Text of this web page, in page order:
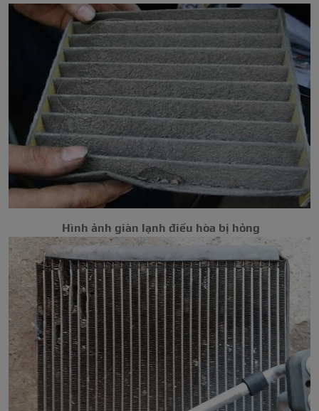
Hình ảnh giàn lạnh điều hòa bị hỏng